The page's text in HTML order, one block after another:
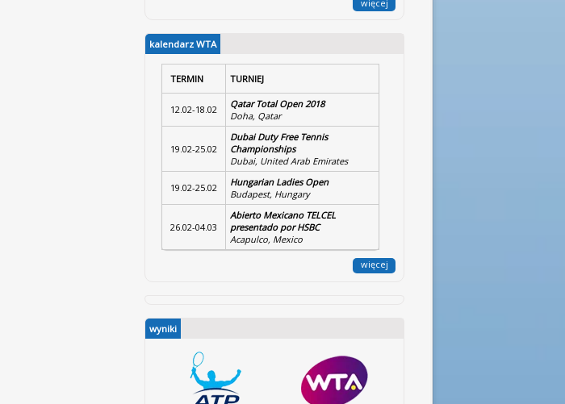
więcej
kalendarz WTA
TERMIN TURNIEJ
12.02-18.02
Qatar Total Open 2018
Doha, Qatar
19.02-25.02
Dubai Duty Free Tennis
Championships
Dubai, United Arab Emirates
19.02-25.02
Hungarian Ladies Open
Budapest, Hungary
26.02-04.03
Abierto Mexicano TELCEL
presentado por HSBC
Acapulco, Mexico
więcej
wyniki